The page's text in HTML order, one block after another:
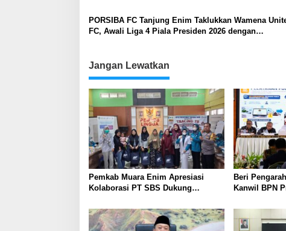
PORSIBA FC Tanjung Enim Taklukkan Wamena
FC, Awali Liga 4 Piala Presiden 2026 dengan
Jangan Lewatkan
Pemkab Muara Enim Apresiasi
Kolaborasi PT SBS Dukung
Tambang
Beri
Kanwil BPN
Masyarakat